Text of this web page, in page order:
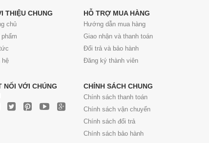
THIỆU CHUNG
chủ
phẩm
hệ
NỐI VỚI CHÚNG
HỖ TRỢ MUA HÀNG
Hướng dẫn mua hàng
Giao nhận và thanh toán
Đổi trả và bảo hành
Đăng ký thành viên
CHÍNH SÁCH CHUNG
Chính sách thanh toán
Chính sách vận chuyển
Chính sách đổi trả
Chính sách bảo hành